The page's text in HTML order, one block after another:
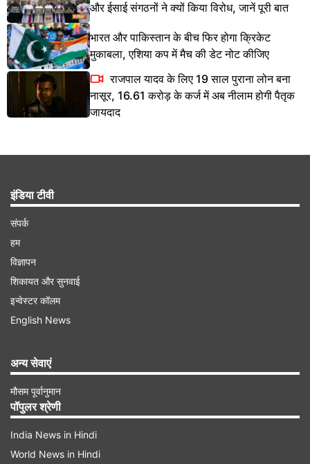
और ईसाई संगठनों ने क्यों किया विरोध, जानें पूरी बात
भारत और पाकिस्तान के बीच फिर होगा क्रिकेट
मुकाबला, एशिया कप में मैच की डेट नोट कीजिए
राजपाल यादव के लिए 19 साल पुराना लोन बना
नासूर, 16.61 करोड़ के कर्ज में अब नीलाम होगी पैतृक
जायदाद
इंडिया टीवी
संपर्क
हम
विज्ञापन
शिकायत और सुनवाई
इन्वेस्टर कॉलम
English News
अन्य सेवाएं
मौसम पूर्वानुमान
पॉपुलर श्रेणी
India News in Hindi
World News in Hindi